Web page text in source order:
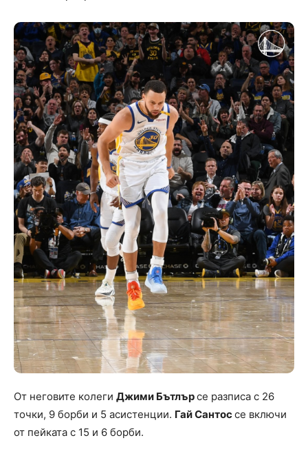
От неговите колеги Джими Бътлърсе разписа с 26
точки, 9 борби и 5 асистенции. Гай Сантоссе включи
от пейката с 15 и 6 борби.